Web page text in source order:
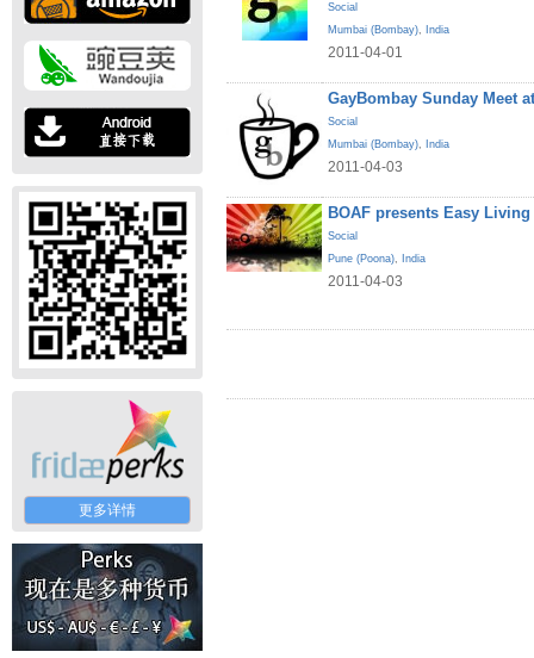
更多详情
Social
Mumbai (Bombay), India
2011-04-01
GayBombay Sunday Meet
Social
Mumbai (Bombay), India
2011-04-03
BOAF presents Easy
Social
Pune (Poona), India
2011-04-03